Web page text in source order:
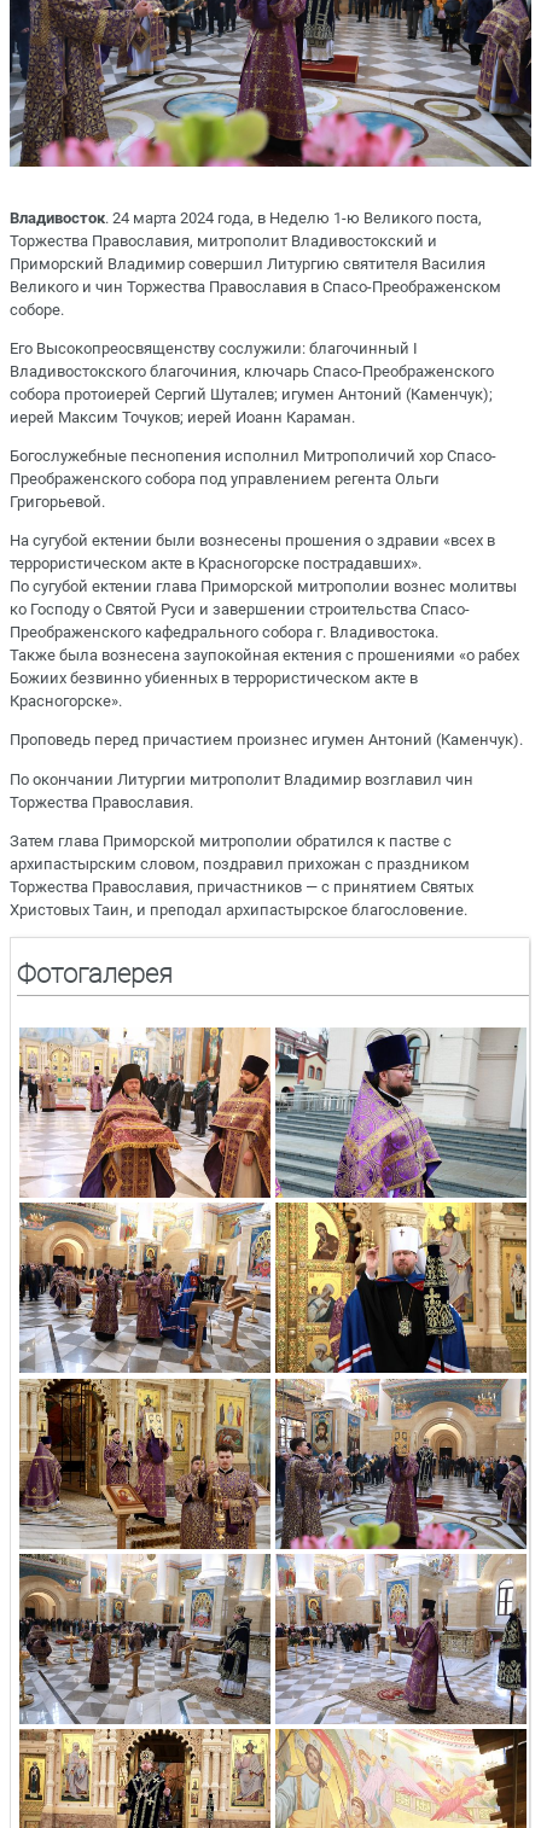
Владивосток. 24 марта 2024 года, в Неделю 1-ю Великого поста,
Торжества Православия, митрополит Владивостокский и
Приморский Владимир совершил Литургию святителя Василия
Великого и чин Торжества Православия в Спасо-Преображенском
соборе.
Его Высокопреосвященству сослужили: благочинный I
Владивостокского благочиния, ключарь Спасо-Преображенского
собора протоиерей Сергий Шуталев; игумен Антоний (Каменчук);
иерей Максим Точуков; иерей Иоанн Караман.
Богослужебные песнопения исполнил Митрополичий хор Спасо-
Преображенского собора под управлением регента Ольги
Григорьевой.
На сугубой ектении были вознесены прошения о здравии «всех в
террористическом акте в Красногорске пострадавших».
По сугубой ектении глава Приморской митрополии вознес молитвы
ко Господу о Святой Руси и завершении строительства Спасо-
Преображенского кафедрального собора г. Владивостока.
Также была вознесена заупокойная ектения с прошениями «о рабех
Божиих безвинно убиенных в террористическом акте в
Красногорске».
Проповедь перед причастием произнес игумен Антоний (Каменчук).
По окончании Литургии митрополит Владимир возглавил чин
Торжества Православия.
Затем глава Приморской митрополии обратился к пастве с
архипастырским словом, поздравил прихожан с праздником
Торжества Православия, причастников — с принятием Святых
Христовых Таин, и преподал архипастырское благословение.
Фотогалерея